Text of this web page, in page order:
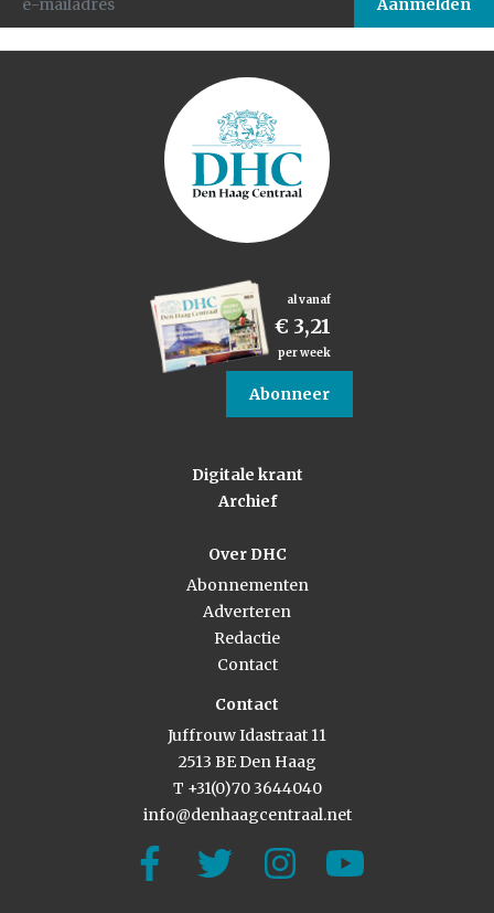
al vanaf
€ 3,21
per week
Abonneer
Digitale krant
Archief
Over DHC
Abonnementen
Adverteren
Redactie
Contact
Contact
Juffrouw Idastraat 11
2513 BE Den Haag
T +31(0)70 3644040
info@denhaagcentraal.net